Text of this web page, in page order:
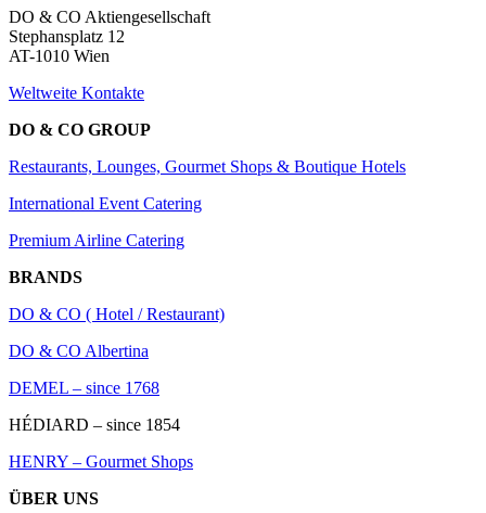
DO & CO Aktiengesellschaft
Stephansplatz 12
AT-1010 Wien
Weltweite Kontakte
DO & CO GROUP
Restaurants, Lounges, Gourmet Shops & Boutique Hotels
International Event Catering
Premium Airline Catering
BRANDS
DO & CO ( Hotel / Restaurant)
DO & CO Albertina
DEMEL – since 1768
HÉDIARD – since 1854
HENRY – Gourmet Shops
ÜBER UNS